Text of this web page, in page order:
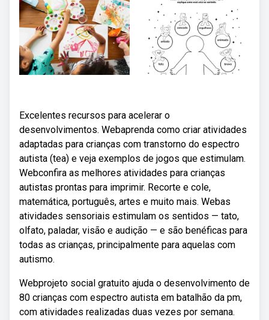
Excelentes recursos para acelerar o
desenvolvimentos. Webaprenda como criar atividades
adaptadas para crianças com transtorno do espectro
autista (tea) e veja exemplos de jogos que estimulam.
Webconfira as melhores atividades para crianças
autistas prontas para imprimir. Recorte e cole,
matemática, português, artes e muito mais. Webas
atividades sensoriais estimulam os sentidos — tato,
olfato, paladar, visão e audição — e são benéficas para
todas as crianças, principalmente para aquelas com
autismo.
Webprojeto social gratuito ajuda o desenvolvimento de
80 crianças com espectro autista em batalhão da pm,
com atividades realizadas duas vezes por semana.